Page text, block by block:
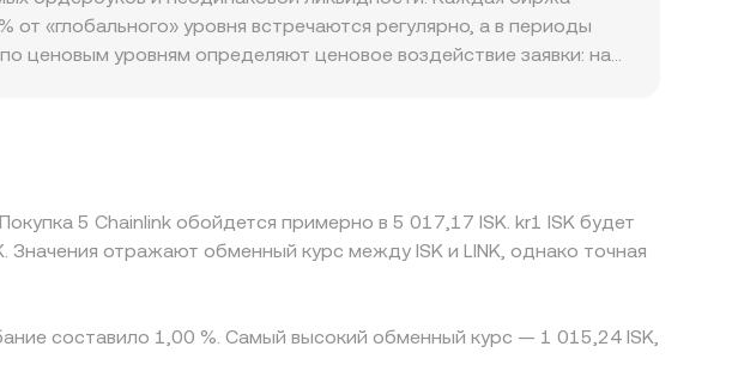
от централизованных рынков. В совокупности именно
определяет наблюдаемый conversion rate LINK/ISK.
«глобального» уровня встречаются регулярно, а в периоды
ценовым уровням определяют ценовое воздействие заявки: на
в ISK, то базис USDT (небольшая премия или дисконт к
выровнять цены, но он не идеален: задержки перевода,
из‑за чего наблюдаемый conversion rate LINK/ISK может
5 Chainlink обойдется примерно в 5 017,17 ISK. kr1 ISK будет
отражают обменный курс между ISK и LINK, однако точная
составило 1,00 %. Самый высокий обменный курс — 1 015,24 ISK,